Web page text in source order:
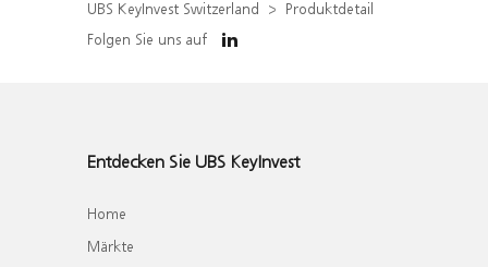
UBS KeyInvest Switzerland
Produktdetail
Folgen Sie uns auf
Entdecken Sie UBS KeyInvest
Home
Märkte